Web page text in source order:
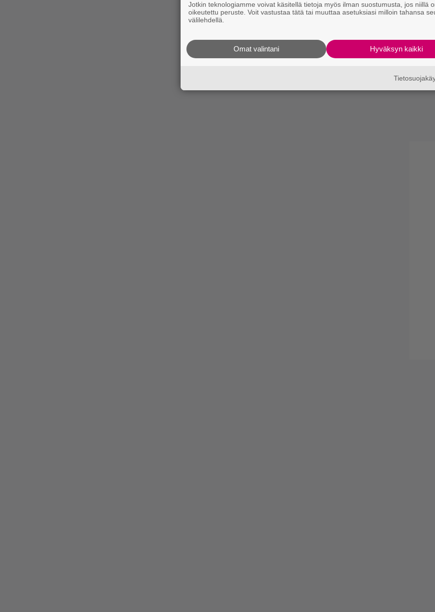
Jotkin teknologiamme voivat käsitellä tietoja myös ilman suostumusta, jos niillä
oikeutettu peruste. Voit vastustaa tätä tai muuttaa asetuksiasi milloin tahansa
välilehdellä.
Hyväksyn kaikki
Omat valintani